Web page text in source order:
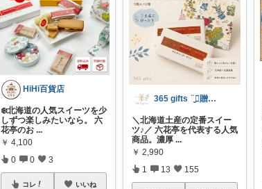
HiHi百貨店
❄️北海道の人気スイーツを少
しずつ楽しみたいなら。 六
花亭のお ...
￥ 4,100
0 0 3
コレ いいね
365 gifts ¨̮⃝贈り物選び🎁
＼北海道土産の定番スイー
ツ♪／ 六花亭を代表する人気
商品。濃厚 ...
￥ 2,990
1 13 155